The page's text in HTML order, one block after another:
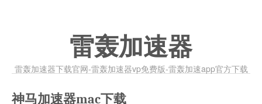
雷轰加速器
雷轰加速器下载官网-雷轰加速器vp免费版-雷轰加速app官方下载
神马加速器mac下载